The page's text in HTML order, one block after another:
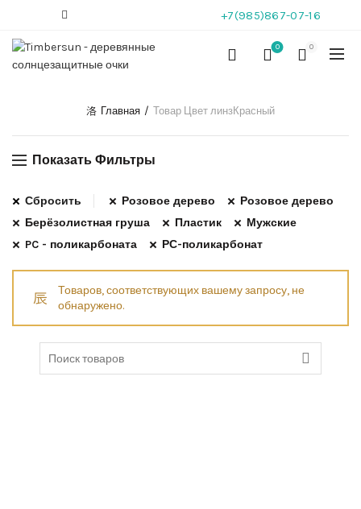
+7(985)867-07-16
0 0
Главная Товар Цвет линзКрасный
Показать Фильтры
Сбросить Розовое дерево
Розовое дерево
Берёзолистная груша
Пластик
Мужские
PC - поликарбоната
РС-поликарбонат
Товаров, соответствующих вашему запросу, не
обнаружено.